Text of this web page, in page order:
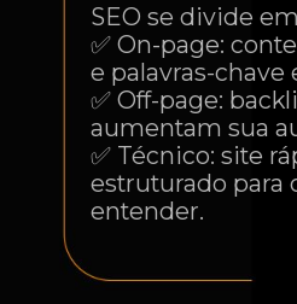
SEO se divide
✅ On-page:
e palavras-chave
✅ Off-page:
aumentam sua
✅ Técnico: site
estruturado para
entender.